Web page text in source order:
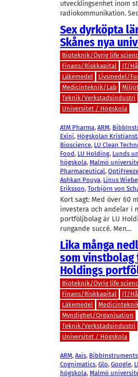
utvecklingsenhet inom
radiokommunikation.
Sex dyrköpta
Skånes nya
Bioteknik/Övrig life
Finans/Riskkapital
IT/
Läkemedel
Livsmedel/
Medicinteknik/Lab
Teknik/Verkstadsindustri
Universitet / Högskola
A1M Pharma, ARM,
Exini, Högskolan
Bioscience, LU Clean
Food, LU Holding, Lunds
högskola, Malmö
Pharmaceutical,
Ashkan Pouya, Linus Wiebe
Eriksson, Torbjörn von
Kort sagt: Med över 60
investera och andelar i
portföljbolag är LU
rungande succé. Men…
Lika många
som vinstbolag
Holdings
Bioteknik/Övrig life
Finans/Riskkapital
IT/
Läkemedel
Myndighet/Organisation
Teknik/Verkstadsindustri
Universitet / Högskola
ARM, Axis, BibbInstruments
Cognimatics, Glo, Google,
högskola, Malmö